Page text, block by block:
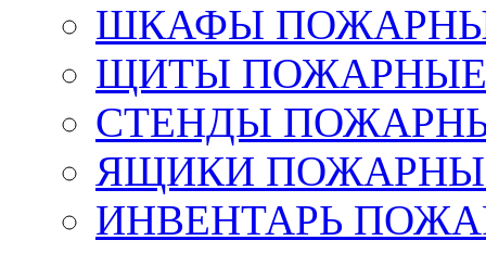
ШКАФЫ
ЩИТЫ ПОЖАРНЫЕ
СТЕНДЫ
ЯЩИКИ ПОЖАРНЫЕ
ИНВЕНТАРЬ